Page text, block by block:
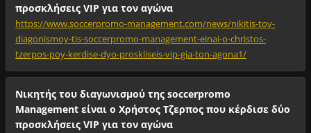
προσκλήσεις VIP για τον αγώνα
https://www.soccerpromo-management.com/news/nikitis-toy-
diagonismoy-tis-soccerpromo-management-einai-o-christos-
tzerpos-poy-kerdise-dyo-proskliseis-vip-gia-ton-agona1/
Νικητής του διαγωνισμού της soccerpromo
Management είναι ο Χρήστος Τζερπος που κέρδισε δύο
προσκλήσεις VIP για τον αγώνα